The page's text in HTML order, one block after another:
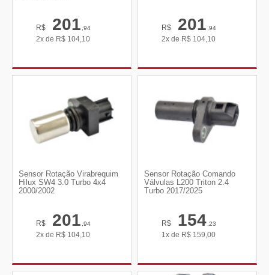
R$ 201,94
2x de R$ 104,10
R$ 201,94
2x de R$ 104,10
Sensor Rotação Virabrequim
Hilux SW4 3.0 Turbo 4x4
2000/2002
R$ 201,94
2x de R$ 104,10
Sensor Rotação Comando
Válvulas L200 Triton 2.4
Turbo 2017/2025
R$ 154,23
1x de R$ 159,00